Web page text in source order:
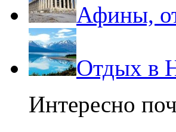
Афины,
Отдых в
Интересно